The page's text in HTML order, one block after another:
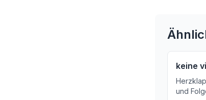
keine
und